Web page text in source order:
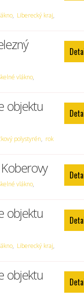
, Liberecký kraj,
vlákno,
objektu
polystyrén, rok
vlákno,
objektu
, Liberecký kraj,
objektu